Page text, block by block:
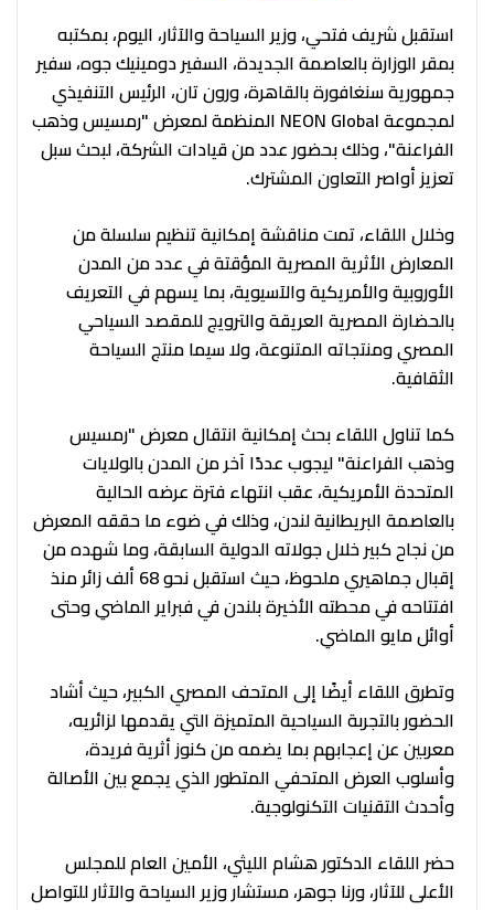
استقبل شريف فتحي، وزير السياحة والآثار، اليوم، بمكتبه
بمقر الوزارة بالعاصمة الجديدة، السفير دومينيك جوه، سفير
جمهورية سنغافورة بالقاهرة، ورون تان، الرئيس التنفيذي
لمجموعة NEON Global المنظمة لمعرض "رمسيس وذهب
الفراعنة"، وذلك بحضور عدد من قيادات الشركة، لبحث سبل
تعزيز أواصر التعاون المشترك.
وخلال اللقاء، تمت مناقشة إمكانية تنظيم سلسلة من
المعارض الأثرية المصرية المؤقتة في عدد من المدن
الأوروبية والأمريكية والآسيوية، بما يسهم في التعريف
بالحضارة المصرية العريقة والترويج للمقصد السياحي
المصري ومنتجاته المتنوعة، ولا سيما منتج السياحة
الثقافية.
كما تناول اللقاء بحث إمكانية انتقال معرض "رمسيس
وذهب الفراعنة" ليجوب عددًا آخر من المدن بالولايات
المتحدة الأمريكية، عقب انتهاء فترة عرضه الحالية
بالعاصمة البريطانية لندن، وذلك في ضوء ما حققه المعرض
من نجاح كبير خلال جولاته الدولية السابقة، وما شهده من
إقبال جماهيري ملحوظ، حيث استقبل نحو 68 ألف زائر منذ
افتتاحه في محطته الأخيرة بلندن في فبراير الماضي وحتى
أوائل مايو الماضي.
وتطرق اللقاء أيضًا إلى المتحف المصري الكبير، حيث أشاد
الحضور بالتجربة السياحية المتميزة التي يقدمها لزائريه،
معربين عن إعجابهم بما يضمه من كنوز أثرية فريدة،
وأسلوب العرض المتحفي المتطور الذي يجمع بين الأصالة
وأحدث التقنيات التكنولوجية.
حضر اللقاء الدكتور هشام الليثي، الأمين العام للمجلس
الأعلى للآثار، ورنا جوهر، مستشار وزير السياحة والآثار للتواصل